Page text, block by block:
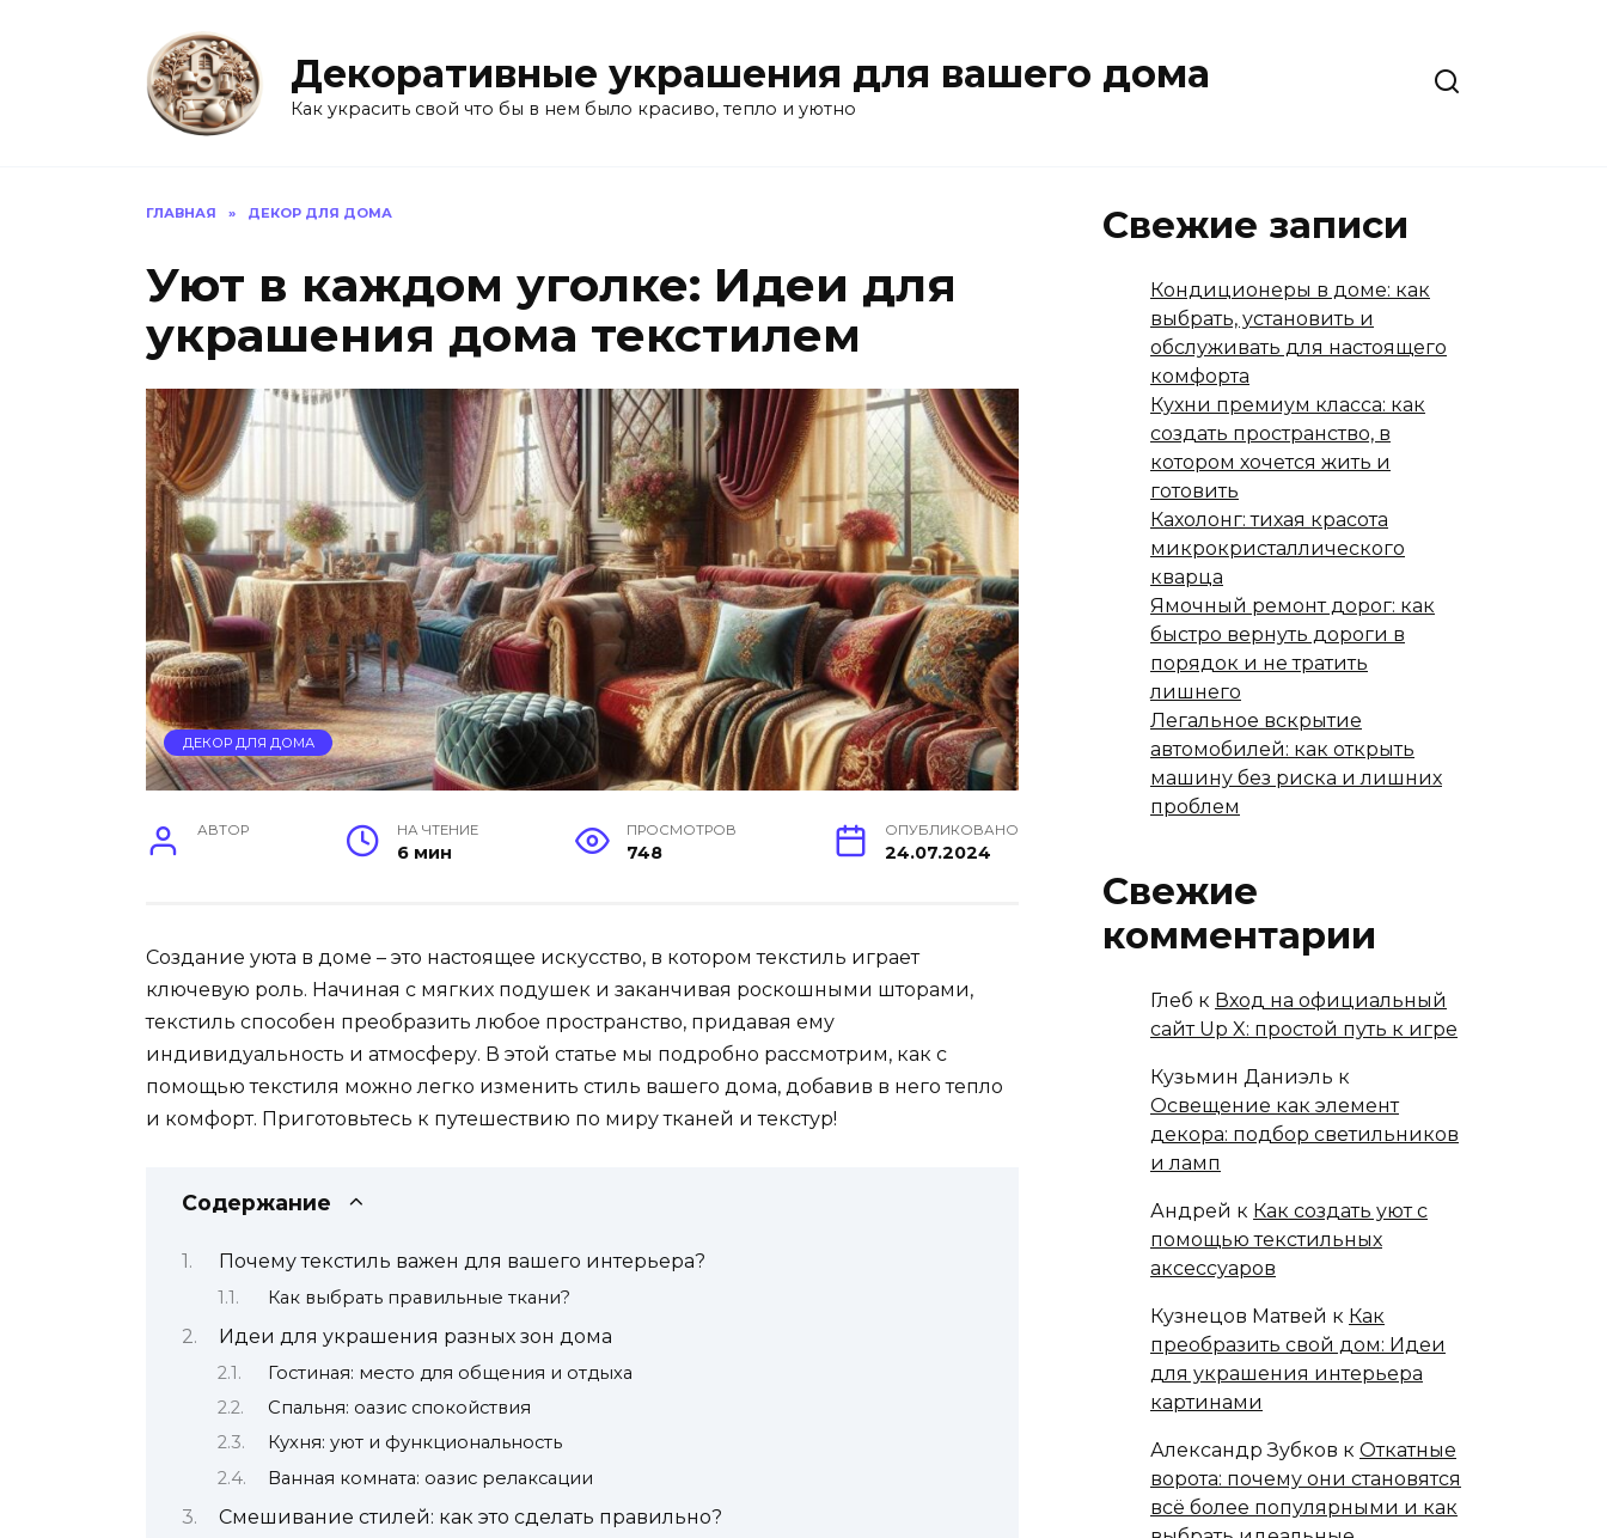
Декоративные украшения для вашего дома
Как украсить свой что бы в нем было красиво, тепло и уютно
ГЛАВНАЯ » ДЕКОР ДЛЯ ДОМА
Уют в каждом уголке: Идеи для
украшения дома текстилем
ДЕКОР ДЛЯ ДОМА
АВТОР НА ЧТЕНИЕ
6 мин
ПРОСМОТРОВ
748
ОПУБЛИКОВАНО
24.07.2024
Создание уюта в доме – это настоящее искусство, в котором текстиль играет
ключевую роль. Начиная с мягких подушек и заканчивая роскошными шторами,
текстиль способен преобразить любое пространство, придавая ему
индивидуальность и атмосферу. В этой статье мы подробно рассмотрим, как с
помощью текстиля можно легко изменить стиль вашего дома, добавив в него тепло
и комфорт. Приготовьтесь к путешествию по миру тканей и текстур!
Содержание
Почему текстиль важен для вашего интерьера?
Как выбрать правильные ткани?
Идеи для украшения разных зон дома
Гостиная: место для общения и отдыха
Спальня: оазис спокойствия
Кухня: уют и функциональность
Ванная комната: оазис релаксации
Смешивание стилей: как это сделать правильно?
Свежие записи
Кондиционеры в доме: как
выбрать, установить и
обслуживать для настоящего
комфорта
Кухни премиум класса: как
создать пространство, в
котором хочется жить и
готовить
Кахолонг: тихая красота
микрокристаллического
кварца
Ямочный ремонт дорог: как
быстро вернуть дороги в
порядок и не тратить
лишнего
Легальное вскрытие
автомобилей: как открыть
машину без риска и лишних
проблем
Свежие
комментарии
Глеб к Вход на официальный
сайт Up X: простой путь к игре
Кузьмин Даниэль к
Освещение как элемент
декора: подбор светильников
и ламп
Андрей к Как создать уют с
помощью текстильных
аксессуаров
Кузнецов Матвей к Как
преобразить свой дом: Идеи
для украшения интерьера
картинами
Александр Зубков к Откатные
ворота: почему они становятся
всё более популярными и как